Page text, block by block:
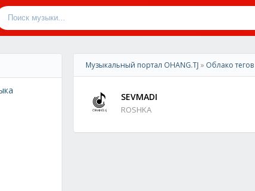
Музыкальный портал OHANG.TJ » Облако тегов
SEVMADI
ROSHKA